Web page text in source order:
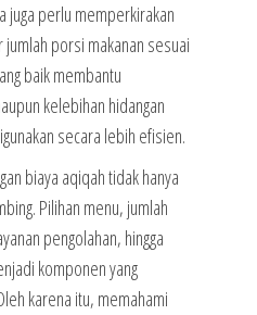
juga perlu memperkirakan
jumlah porsi makanan sesuai
baik membantu
kelebihan hidangan
secara lebih efisien.
biaya aqiqah tidak hanya
Pilihan menu, jumlah
pengolahan, hingga
komponen yang
karena itu, memahami